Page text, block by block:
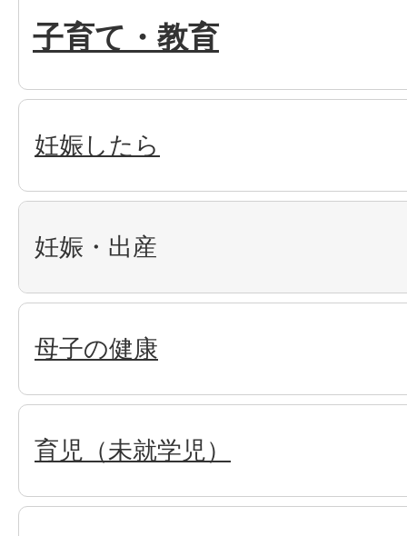
子育て・教育
妊娠したら
妊娠・出産
母子の健康
育児（未就学児）